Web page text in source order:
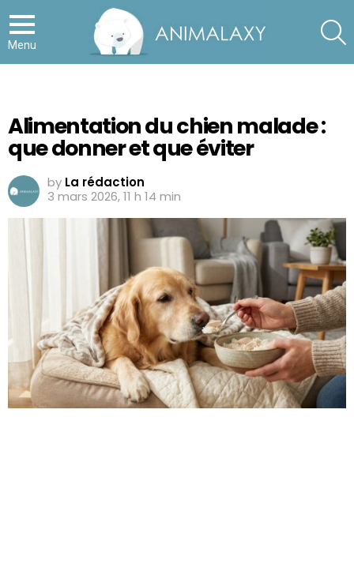
Menu
Alimentation du chien malade :
que donner et que éviter
by La rédaction
3 mars 2026, 11 h 14 min